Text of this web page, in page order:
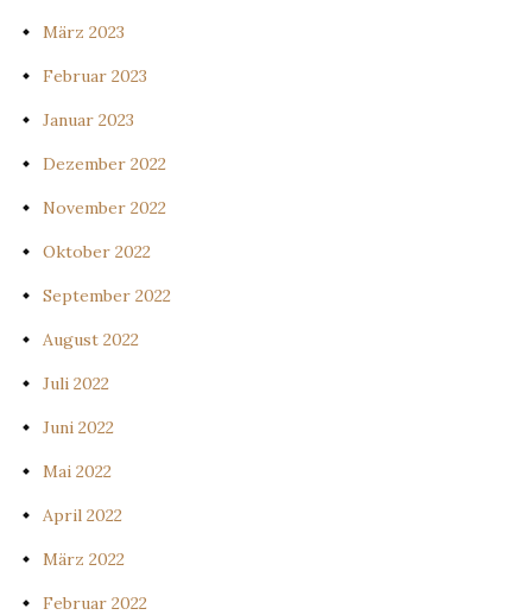
März 2023
Februar 2023
Januar 2023
Dezember 2022
November 2022
Oktober 2022
September 2022
August 2022
Juli 2022
Juni 2022
Mai 2022
April 2022
März 2022
Februar 2022